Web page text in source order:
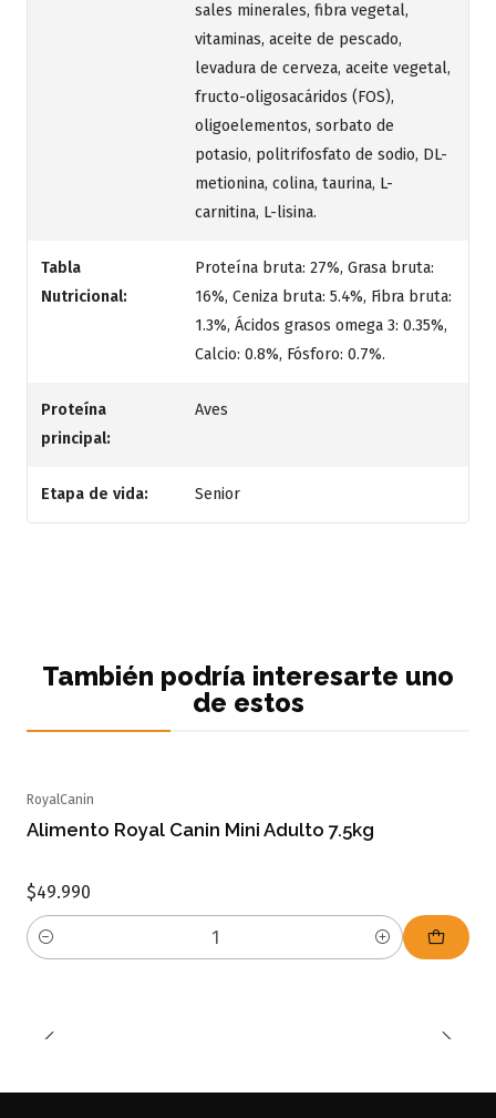
sales minerales, fibra vegetal,
vitaminas, aceite de pescado,
levadura de cerveza, aceite vegetal,
fructo-oligosacáridos (FOS),
oligoelementos, sorbato de
potasio, politrifosfato de sodio, DL-
metionina, colina, taurina, L-
carnitina, L-lisina.
Tabla
Nutricional:
Proteína bruta: 27%, Grasa bruta:
16%, Ceniza bruta: 5.4%, Fibra bruta:
1.3%, Ácidos grasos omega 3: 0.35%,
Calcio: 0.8%, Fósforo: 0.7%.
Proteína
principal:
Aves
Etapa de vida: Senior
También podría interesarte uno
de estos
RoyalCanin
Alimento Royal Canin Mini Adulto 7.5kg
$49.990
Cantidad